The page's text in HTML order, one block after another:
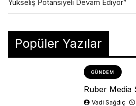
Yükseliş Potansiyeli Devam Ediyor”
Popüler Yazılar
GÜNDEM
Ruber Media
Vadi Sağdıç